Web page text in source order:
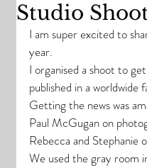
Studio
I am super excited to
year.
I organised a shoot to
published in a worldwide
Getting the news was
Paul McGugan on
Rebecca and Stephanie
We used the gray room